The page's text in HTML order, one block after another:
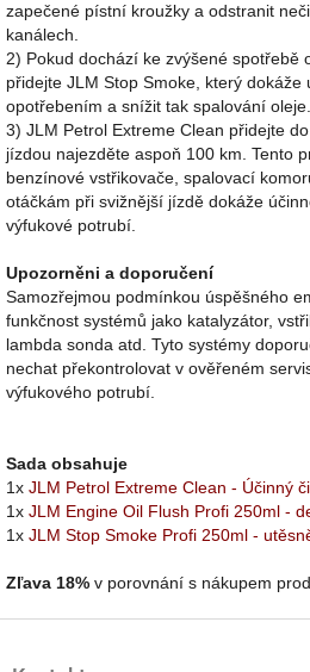
zapečené pístní kroužky a odstranit
kanálech.
2) Pokud dochází ke zvýšené spotřebě
přidejte JLM Stop Smoke, který dokáže
opotřebením a snížit tak spalování oleje.
3) JLM Petrol Extreme Clean přidejte
jízdou najezděte aspoň 100 km. Tento
benzínové vstřikovače, spalovací
otáčkám při svižnější jízdě dokáže
výfukové potrubí.
Upozorněni a doporučení
Samozřejmou podmínkou úspěšného
funkčnost systémů jako katalyzátor,
lambda sonda atd. Tyto systémy
nechat překontrolovat v ověřeném
výfukového potrubí.
Sada obsahuje
1x JLM Petrol Extreme Clean - Účinný
1x JLM Engine Oil Flush Profi 250ml -
1x JLM Stop Smoke Profi 250ml -
Zľava 18% v porovnání s nákupem